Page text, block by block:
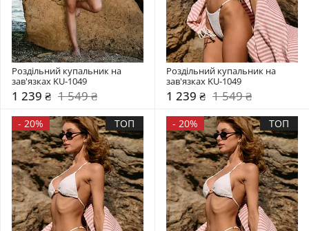
Роздільний купальник на
зав'язках KU-1049
1 239 ₴ 1 549 ₴
Роздільний купальник на
зав'язках KU-1049
1 239 ₴ 1 549 ₴
- 20% ТОП - 20% ТОП